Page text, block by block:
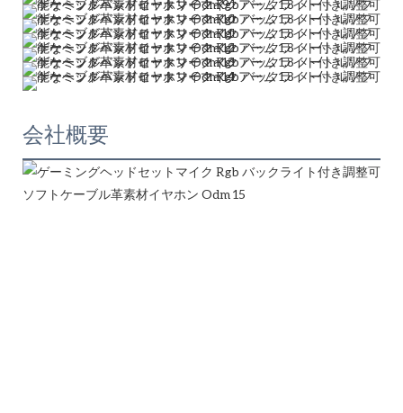
会社概要